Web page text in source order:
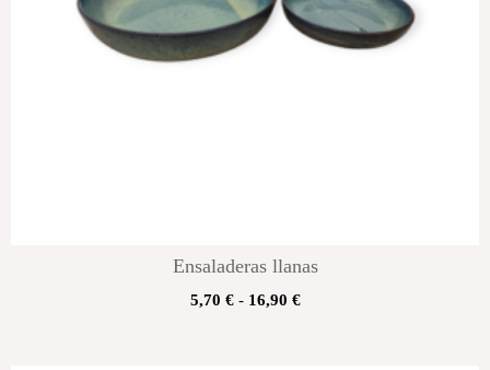
Ensaladeras llanas
5,70 € - 16,90 €